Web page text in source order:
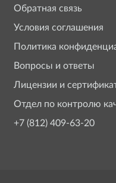
Обратная связь
Условия соглашения
Политика
Вопросы и ответы
Лицензии и
Отдел по контролю
+7 (812) 409-63-20